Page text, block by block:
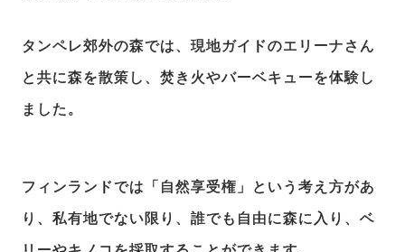
タンペレ郊外の森では、現地ガイドのエリーナさん
と共に森を散策し、焚き火やバーベキューを体験し
ました。
フィンランドでは「自然享受権」という考え方があ
り、私有地でない限り、誰でも自由に森に入り、ベ